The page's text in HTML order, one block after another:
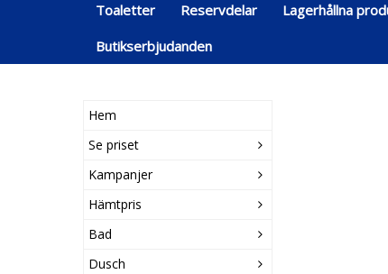
Toaletter
Reservdelar Lagerhållna
Butikserbjudanden
Hem
Se priset
Kampanjer
Hämtpris
Bad
Dusch